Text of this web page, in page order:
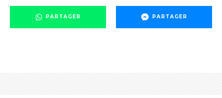
PARTAGER PARTAGER